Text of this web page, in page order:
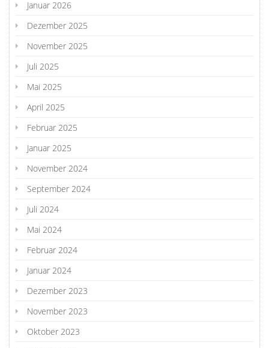
Januar 2026
Dezember 2025
November 2025
Juli 2025
Mai 2025
April 2025
Februar 2025
Januar 2025
November 2024
September 2024
Juli 2024
Mai 2024
Februar 2024
Januar 2024
Dezember 2023
November 2023
Oktober 2023